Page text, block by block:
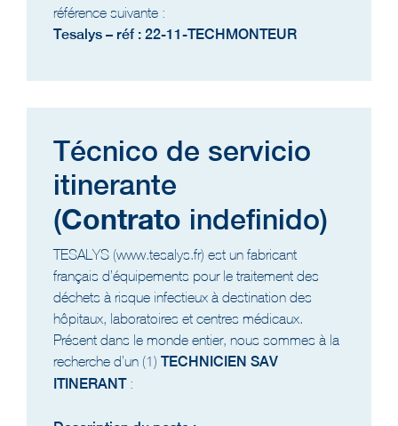
référence suivante :
Tesalys – réf : 22-11-TECHMONTEUR
Técnico de servicio
itinerante
(Contrato indefinido)
TESALYS (www.tesalys.fr) est un fabricant
français d’équipements pour le traitement des
déchets à risque infectieux à destination des
hôpitaux, laboratoires et centres médicaux.
Présent dans le monde entier, nous sommes à la
recherche d’un (1) TECHNICIEN SAV
ITINERANT: